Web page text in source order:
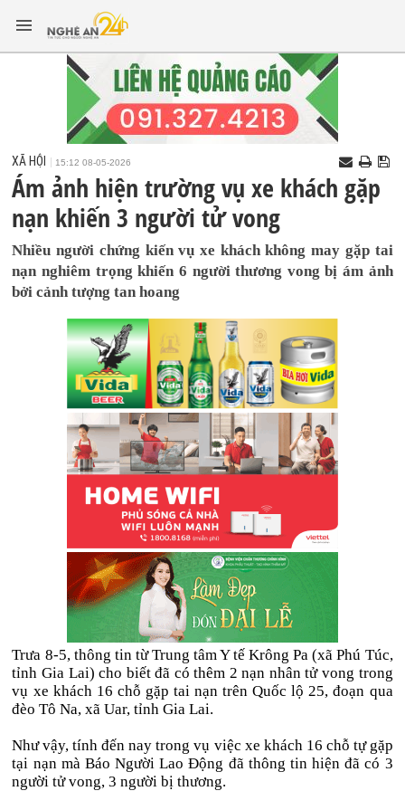
XÃ HỘI 15:12 08-05-2026
Ám ảnh hiện trường vụ xe khách gặp
nạn khiến 3 người tử vong
Nhiều người chứng kiến vụ xe khách không may gặp tai
nạn nghiêm trọng khiến 6 người thương vong bị ám ảnh
bởi cảnh tượng tan hoang
Trưa 8-5, thông tin từ Trung tâm Y tế Krông Pa (xã Phú Túc,
tỉnh Gia Lai) cho biết đã có thêm 2 nạn nhân tử vong trong
vụ xe khách 16 chỗ gặp tai nạn trên Quốc lộ 25, đoạn qua
đèo Tô Na, xã Uar, tỉnh Gia Lai.
Như vậy, tính đến nay trong vụ việc xe khách 16 chỗ tự gặp
tại nạn mà Báo Người Lao Động đã thông tin hiện đã có 3
người tử vong, 3 người bị thương.